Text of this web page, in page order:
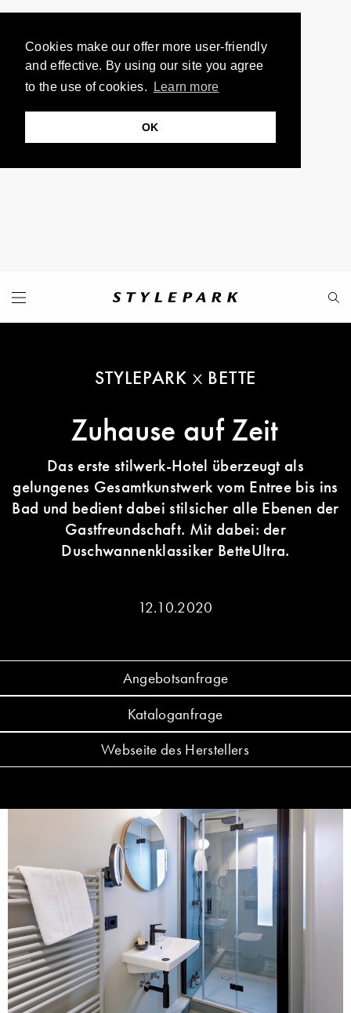
Cookies make our offer more user-friendly
and effective. By using our site you agree
to the use of cookies.
Learn more
OK
STYLEPARK BETTE
Zuhause auf Zeit
Das erste stilwerk-Hotel überzeugt als
gelungenes Gesamtkunstwerk vom Entree bis ins
Bad und bedient dabei stilsicher alle Ebenen der
Gastfreundschaft. Mit dabei: der
Duschwannenklassiker BetteUltra.
12.10.2020
Angebotsanfrage
Kataloganfrage
Webseite des Herstellers